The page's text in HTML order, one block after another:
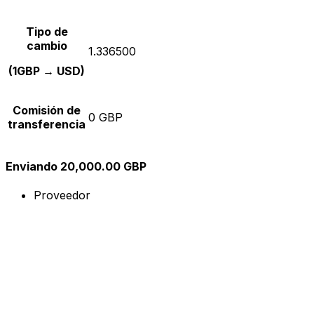
Tipo de
cambio
(1GBP → USD)
1.336500
Comisión de
transferencia 0 GBP
Enviando 20,000.00 GBP
Proveedor